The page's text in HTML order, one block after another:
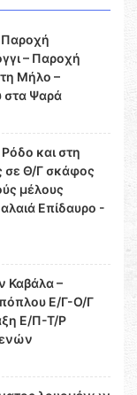
Παροχή
– Παροχή
Μήλο –
στα Ψαρά
και στη
σε Θ/Γ σκάφος
μέλους
Επίδαυρο -
Καβάλα –
Ε/Γ-Ο/Γ
Ε/Π-Τ/Ρ